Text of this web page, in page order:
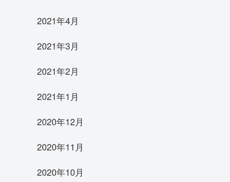
2021年4月
2021年3月
2021年2月
2021年1月
2020年12月
2020年11月
2020年10月